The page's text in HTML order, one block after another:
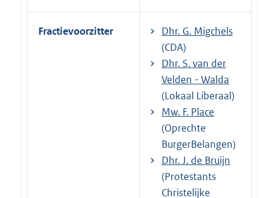
Fractievoorzitter
Dhr. G. Migchels
(CDA)
Dhr. S. van der
Velden - Walda
(Lokaal Liberaal)
Mw. F. Place
(Oprechte
BurgerBelangen)
Dhr. J. de Bruijn
(Protestants
Christelijke